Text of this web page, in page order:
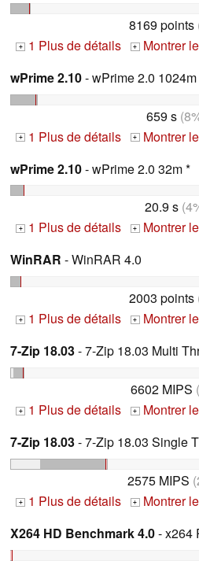
8169 points
+ 1 Plus de détails + Montrer
wPrime 2.10- wPrime 2.0
659 s
+ 1 Plus de détails + Montrer
wPrime 2.10- wPrime 2.0 32m *
20.9 s
+ 1 Plus de détails + Montrer
WinRAR - WinRAR 4.0
2003 points
+ 1 Plus de détails + Montrer
7-Zip 18.03- 7-Zip 18.03 Multi
6602 MIPS
+ 1 Plus de détails + Montrer
7-Zip 18.03- 7-Zip 18.03 Single
2575 MIPS
+ 1 Plus de détails + Montrer
X264 HD Benchmark 4.0- x264